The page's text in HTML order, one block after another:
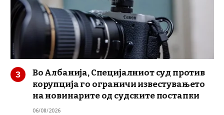
Во Албанија, Специјалниот суд против
корупција го ограничи известувањето
на новинарите од судските постапки
06/08/2026